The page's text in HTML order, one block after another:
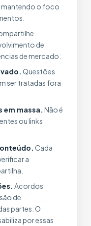
mantendo o foco
de
de mercado.
Questões
ser tratadas fora
em massa. Não é
ou links
Cada
a
Acordos
de
partes. O
por essas